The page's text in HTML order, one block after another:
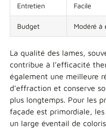
Entretien Facile
Budget Modéré à
La qualité des lames,
contribue à l’efficacité
également une meilleure
d’effraction et conserve
plus longtemps. Pour les
façade est primordiale,
un large éventail de coloris